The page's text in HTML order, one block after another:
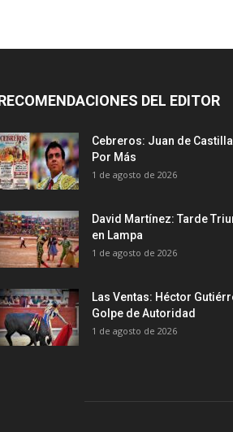
DEL EDITOR
Cebreros: Juan de
Por Más
1 de agosto de 2026
David Martínez: Tarde
en Lampa
1 de agosto de 2026
Las Ventas: Héctor
Golpe de Autoridad
1 de agosto de 2026